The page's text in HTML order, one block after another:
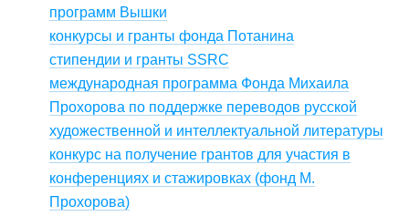
программ Вышки
конкурсы и гранты фонда Потанина
стипендии и гранты SSRC
международная программа Фонда Михаила
Прохорова по поддержке переводов русской
художественной и интеллектуальной литературы
конкурс на получение грантов для участия в
конференциях и стажировках (фонд М.
Прохорова)